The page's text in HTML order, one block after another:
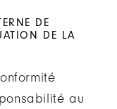
DE
DE LA
au